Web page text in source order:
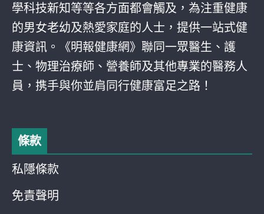
學科技新知等等各方面都會觸及，為注重健康
的男女老幼及熱愛家庭的人士，提供一站式健
康資訊。《明報健康網》聯同一眾醫生、護
士、物理治療師、營養師及其他專業的醫務人
員，携手與你並肩同行健康富足之路！
條款
私隱條款
免責聲明